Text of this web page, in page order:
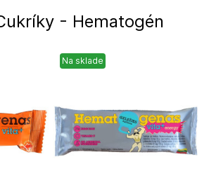
- Hematogén
Na sklade